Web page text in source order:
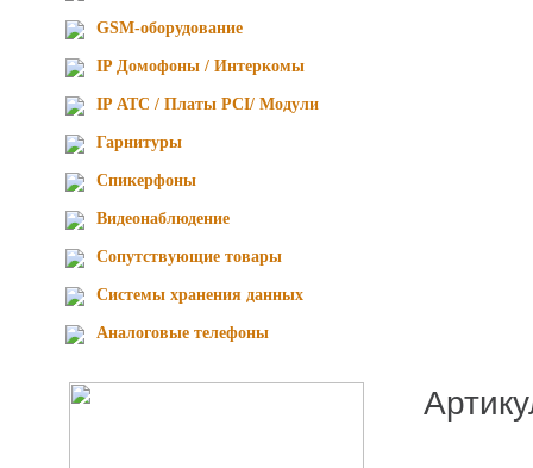
GSM-оборудование
IP Домофоны / Интеркомы
IP АТС / Платы PCI/ Модули
Гарнитуры
Спикерфоны
Видеонаблюдение
Сопутствующие товары
Cистемы хранения данных
Аналоговые телефоны